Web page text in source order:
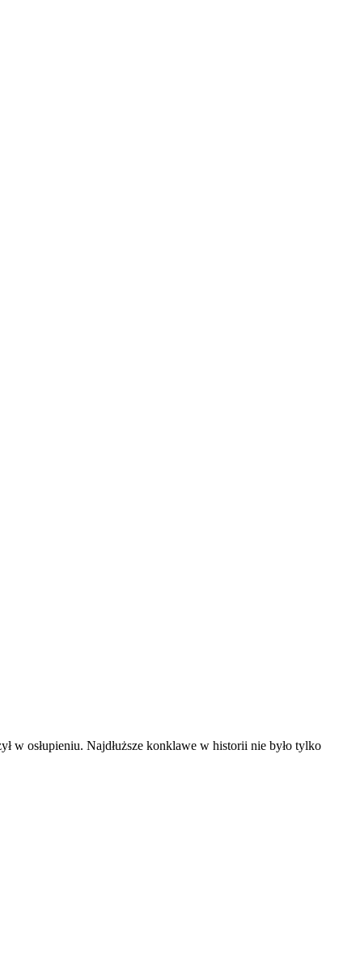
w osłupieniu. Najdłuższe konklawe w historii nie było tylko